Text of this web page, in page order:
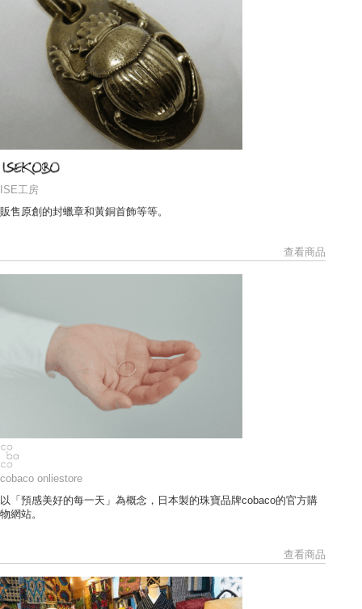
ISE工房
販售原創的封蠟章和黃銅首飾等等。
查看商品
cobaco onliestore
以「預感美好的每一天」為概念，日本製的珠寶品牌cobaco的官方購
物網站。
查看商品